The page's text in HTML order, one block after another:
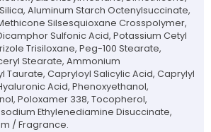
Aluminum Starch Octenylsuccinate,
Silsesquioxane Crosspolymer,
Sulfonic Acid, Potassium Cetyl
Trisiloxane, Peg-100 Stearate,
Stearate, Ammonium
Taurate, Capryloyl Salicylic Acid, Caprylyl
Acid, Phenoxyethanol,
Poloxamer 338, Tocopherol,
Ethylenediamine Disuccinate,
/ Fragrance.